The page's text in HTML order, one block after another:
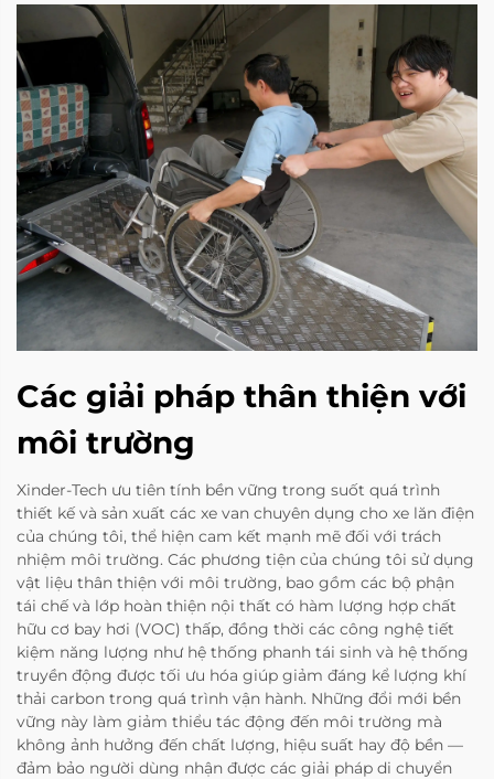
Các giải pháp thân thiện với
môi trường
Xinder-Tech ưu tiên tính bền vững trong suốt quá trình
thiết kế và sản xuất các xe van chuyên dụng cho xe lăn điện
của chúng tôi, thể hiện cam kết mạnh mẽ đối với trách
nhiệm môi trường. Các phương tiện của chúng tôi sử dụng
vật liệu thân thiện với môi trường, bao gồm các bộ phận
tái chế và lớp hoàn thiện nội thất có hàm lượng hợp chất
hữu cơ bay hơi (VOC) thấp, đồng thời các công nghệ tiết
kiệm năng lượng như hệ thống phanh tái sinh và hệ thống
truyền động được tối ưu hóa giúp giảm đáng kể lượng khí
thải carbon trong quá trình vận hành. Những đổi mới bền
vững này làm giảm thiểu tác động đến môi trường mà
không ảnh hưởng đến chất lượng, hiệu suất hay độ bền —
đảm bảo người dùng nhận được các giải pháp di chuyển